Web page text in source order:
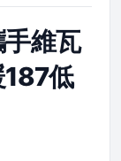
維瓦
低